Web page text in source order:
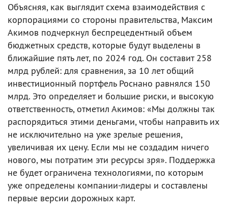
Объясняя, как выглядит схема взаимодействия с
корпорациями со стороны правительства, Максим
Акимов подчеркнул беспрецедентный объем
бюджетных средств, которые будут выделены в
ближайшие пять лет, по 2024 год. Он составит 258
млрд рублей: для сравнения, за 10 лет общий
инвестиционный портфель Роснано равнялся 150
млрд. Это определяет и большие риски, и высокую
ответственность, отметил Акимов: «Мы должны так
распорядиться этими деньгами, чтобы направить их
не исключительно на уже зрелые решения,
увеличивая их цену. Если мы не создадим ничего
нового, мы потратим эти ресурсы зря». Поддержка
не будет ограничена технологиями, по которым
уже определены компании-лидеры и составлены
первые версии дорожных карт.